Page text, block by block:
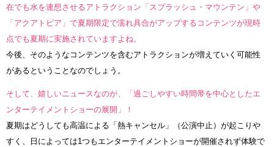
在でも水を連想させるアトラクション「スプラッシュ・マウンテン」や
「アクアトピア」で夏期限定で濡れ具合がアップするコンテンツが現時
点でも夏期に実施されていますよね。
今後、そのようなコンテンツを含むアトラクションが増えていく可能性
があるということなのでしょう。
そして、嬉しいニュースなのが、「過ごしやすい時間帯を中心としたエ
ンターテイメントショーの展開」！
夏期はどうしても高温による「熱キャンセル」（公演中止）が起こりや
すく、日によっては1つもエンターテイメントショーが開催されず体験で